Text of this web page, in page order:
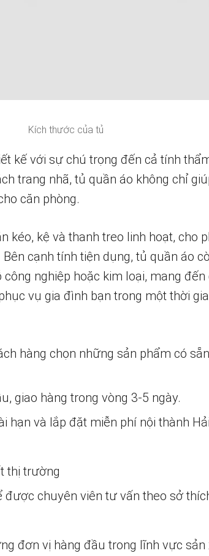
Kích thước của tủ
kế với sự chú trọng đến cả tính
trang nhã, tủ quần áo không chỉ
căn phòng.
kéo, kệ và thanh treo linh hoạt, cho
cạnh tính tiện dụng, tủ quần áo
nghiệp hoặc kim loại, mang
vụ gia đình bạn trong một thời
hàng chọn những sản phẩm có
giao hàng trong vòng 3-5 ngày.
hạn và lắp đặt miễn phí nội thành
thị trường
được chuyên viên tư vấn theo sở
đơn vị hàng đầu trong lĩnh vực